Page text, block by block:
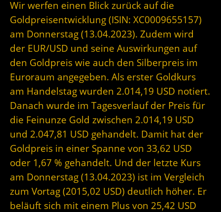
Wir werfen einen Blick zurück auf die
Goldpreisentwicklung (ISIN: XC0009655157)
am Donnerstag (13.04.2023). Zudem wird
der EUR/USD und seine Auswirkungen auf
den Goldpreis wie auch den Silberpreis im
Euroraum angegeben. Als erster Goldkurs
am Handelstag wurden 2.014,19 USD notiert.
Danach wurde im Tagesverlauf der Preis für
die Feinunze Gold zwischen 2.014,19 USD
und 2.047,81 USD gehandelt. Damit hat der
Goldpreis in einer Spanne von 33,62 USD
oder 1,67 % gehandelt. Und der letzte Kurs
am Donnerstag (13.04.2023) ist im Vergleich
zum Vortag (2015,02 USD) deutlich höher. Er
beläuft sich mit einem Plus von 25,42 USD